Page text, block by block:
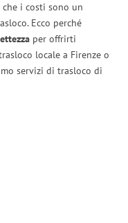
i costi sono un
Ecco perché
per offrirti
locale a Firenze o
servizi di trasloco di